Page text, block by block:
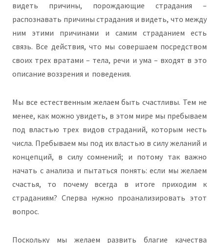
видеть причины, порождающие страдания –
распознавать причины страдания и видеть, что между
ним этими причинами и самим страданием есть
связь. Все действия, что мы совершаем посредством
своих трех вратами – тела, речи и ума – входят в это
описание воззрения и поведения.
Мы все естественным желаем быть счастливы. Тем не
менее, как можно увидеть, в этом мире мы пребываем
под властью трех видов страданий, которым несть
числа. Пребываем мы под их властью в силу желаний и
концепций, в силу сомнений; и потому так важно
начать с анализа и пытаться понять: если мы желаем
счастья, то почему всегда в итоге приходим к
страданиям? Сперва нужно проанализировать этот
вопрос.
Поскольку мы желаем развить благие качества